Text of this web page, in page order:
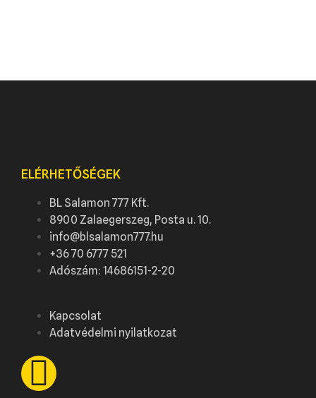
ELÉRHETŐSÉGEK
BL Salamon 777 Kft.
8900 Zalaegerszeg, Posta u. 10.
info@blsalamon777.hu
+36 70 6777 521
Adószám: 14686151-2-20
Kapcsolat
Adatvédelmi nyilatkozat